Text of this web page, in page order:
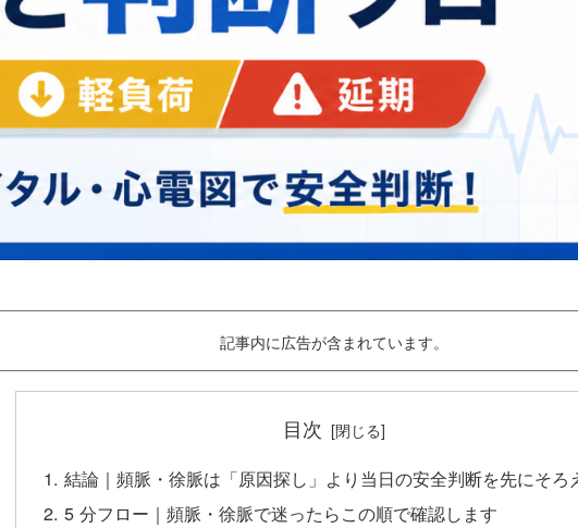
記事内に広告が含まれています。
目次
結論｜頻脈・徐脈は「原因探し」より当日の安全判断を先にそろ
5 分フロー｜頻脈・徐脈で迷ったらこの順で確認します